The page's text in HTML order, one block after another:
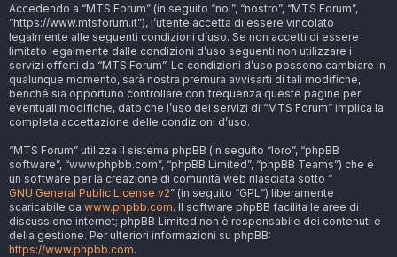
Accedendo a “MTS Forum” (in seguito “noi”, “nostro”, “MTS Forum”,
“https://www.mtsforum.it”), l’utente accetta di essere vincolato
legalmente alle seguenti condizioni d’uso. Se non accetti di essere
limitato legalmente dalle condizioni d’uso seguenti non utilizzare i
servizi offerti da “MTS Forum”. Le condizioni d’uso possono cambiare in
qualunque momento, sarà nostra premura avvisarti di tali modifiche,
benché sia opportuno controllare con frequenza queste pagine per
eventuali modifiche, dato che l’uso dei servizi di “MTS Forum” implica la
completa accettazione delle condizioni d’uso.
“MTS Forum” utilizza il sistema phpBB (in seguito “loro”, “phpBB
software”, “www.phpbb.com”, “phpBB Limited”, “phpBB Teams”) che è
un software per la creazione di comunità web rilasciata sotto “
GNU General Public License v2” (in seguito “GPL”) liberamente
scaricabile da www.phpbb.com. Il software phpBB facilita le aree di
discussione internet; phpBB Limited non è responsabile dei contenuti e
della gestione. Per ulteriori informazioni su phpBB:
https://www.phpbb.com.